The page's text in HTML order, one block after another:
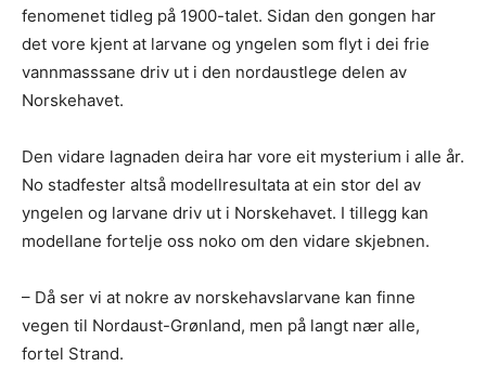
fenomenet tidleg på 1900-talet. Sidan den gongen har
det vore kjent at larvane og yngelen som flyt i dei frie
vannmasssane driv ut i den nordaustlege delen av
Norskehavet.
Den vidare lagnaden deira har vore eit mysterium i alle år.
No stadfester altså modellresultata at ein stor del av
yngelen og larvane driv ut i Norskehavet. I tillegg kan
modellane fortelje oss noko om den vidare skjebnen.
– Då ser vi at nokre av norskehavslarvane kan finne
vegen til Nordaust-Grønland, men på langt nær alle,
fortel Strand.